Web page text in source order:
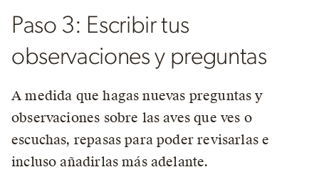
Paso 3: Escribir tus
observaciones y preguntas
A medida que hagas nuevas preguntas y
observaciones sobre las aves que ves o
escuchas, repasas para poder revisarlas e
incluso añadirlas más adelante.